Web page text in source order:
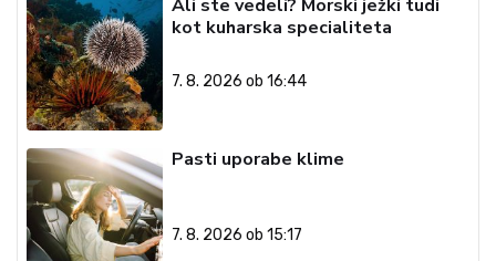
Ali ste vedeli? Morski ježki tudi
kot kuharska specialiteta
7. 8. 2026 ob 16:44
Pasti uporabe klime
7. 8. 2026 ob 15:17